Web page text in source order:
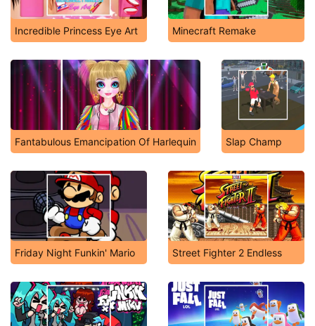
Incredible Princess Eye Art Minecraft Remake
Fantabulous Emancipation Of Harlequin Slap Champ
Friday Night Funkin' Mario Street Fighter 2 Endless